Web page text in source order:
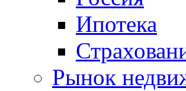
Ипотека
Рынок